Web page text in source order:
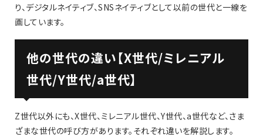
り、デジタルネイティブ、SNSネイティブとして以前の世代と一線を
画しています。
他の世代の違い【X世代/ミレニアル
世代/Y世代/a世代】
Z世代以外にも、X世代、ミレニアル世代、Y世代、a世代など、さま
ざまな世代の呼び方があります。それぞれ違いを解説します。